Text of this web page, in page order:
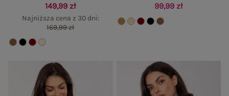
149,99 zł
Najniższa cena z 30 dni:
169,99 zł
99,99 zł